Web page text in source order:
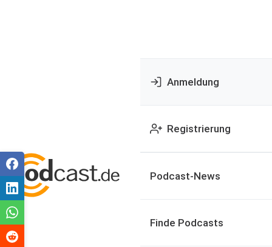
Anmeldung
Registrierung
Podcast-News
Finde Podcasts